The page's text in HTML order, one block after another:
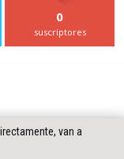
0
suscriptores
van a